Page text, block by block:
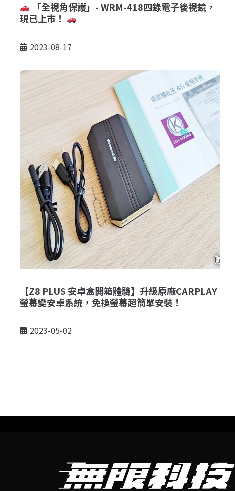
「全視角保護」- WRM-418四錄電子後視鏡，
現已上市！
2023-08-17
【Z8 PLUS 安卓盒開箱體驗】升級原廠CARPLAY
螢幕變安卓系統，免換螢幕超簡單安裝！
2023-05-02